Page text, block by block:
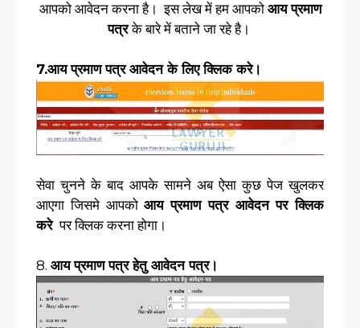
आपको आवेदन करना है। इस लेख में हम आपको आय प्रमाण
पत्रके बारे में बताने जा रहे है।
7.आय प्रमाण पत्र आवेदन के लिए क्लिक करे।
सेवा चुनने के बाद आपके सामने अब ऐसा कुछ पेज खुलकर
आएगा जिसमे आपकोआय प्रमाण पत्र आवेदन पर क्लिक
करे पर क्लिक करना होगा।
8. आय प्रमाण पत्र हेतु आवेदन पत्र।